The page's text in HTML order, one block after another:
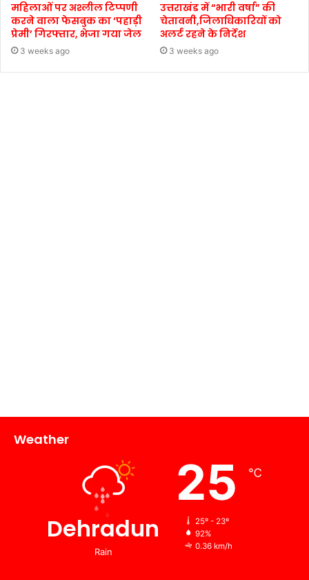
महिलाओं पर अश्लील टिप्पणी
करने वाला फेसबुक का ‘पहाड़ी
प्रेमी’ गिरफ्तार, भेजा गया जेल
3 weeks ago
उत्तराखंड में “भारी वर्षा” की
चेतावनी,जिलाधिकारियों को
अलर्ट रहने के निर्देश
3 weeks ago
Weather
Dehradun
Rain
25 ℃
25º - 23º
92%
0.36 km/h